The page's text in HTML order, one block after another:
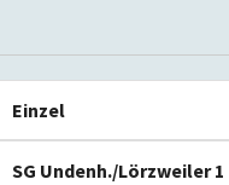
Einzel
SG Undenh./Lörzweiler 1